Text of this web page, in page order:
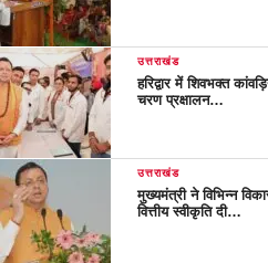
उत्तराखंड
हरिद्वार में शिवभक्त
चरण प्रक्षालन…
उत्तराखंड
मुख्यमंत्री ने विभिन्न
वित्तीय स्वीकृति दी…